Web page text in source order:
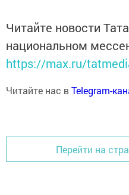
Читайте новости
национальном
https://max.ru/
Читайте нас вTelegram-
Перейти на